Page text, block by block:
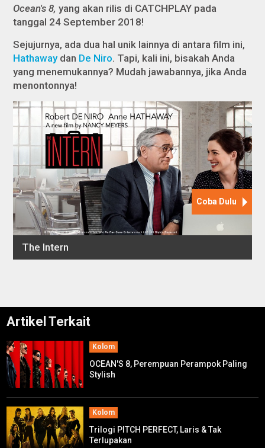
Ocean's 8,yang akan rilis di CATCHPLAY pada
tanggal 24 September 2018!
Sejujurnya, ada dua hal unik lainnya di antara film ini,
Hathawaydan De Niro. Tapi, kali ini, bisakah Anda
yang menemukannya? Mudah jawabannya, jika Anda
menontonnya!
Artikel Terkait
Kolom
OCEAN'S 8, Perempuan Perampok Paling
Stylish
Kolom
Trilogi PITCH PERFECT, Laris & Tak
Terlupakan